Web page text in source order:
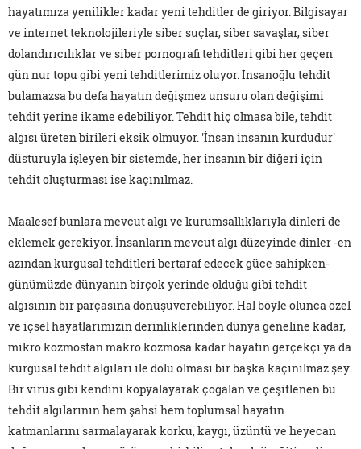
hayatımıza yenilikler kadar yeni tehditler de giriyor. Bilgisayar
ve internet teknolojileriyle siber suçlar, siber savaşlar, siber
dolandırıcılıklar ve siber pornografi tehditleri gibi her geçen
gün nur topu gibi yeni tehditlerimiz oluyor. İnsanoğlu tehdit
bulamazsa bu defa hayatın değişmez unsuru olan değişimi
tehdit yerine ikame edebiliyor. Tehdit hiç olmasa bile, tehdit
algısı üreten birileri eksik olmuyor. 'İnsan insanın kurdudur'
düsturuyla işleyen bir sistemde, her insanın bir diğeri için
tehdit oluşturması ise kaçınılmaz.
Maalesef bunlara mevcut algı ve kurumsallıklarıyla dinleri de
eklemek gerekiyor. İnsanların mevcut algı düzeyinde dinler -en
azından kurgusal tehditleri bertaraf edecek güce sahipken-
günümüzde dünyanın birçok yerinde olduğu gibi tehdit
algısının bir parçasına dönüşüverebiliyor. Hal böyle olunca özel
ve içsel hayatlarımızın derinliklerinden dünya geneline kadar,
mikro kozmostan makro kozmosa kadar hayatın gerçekçi ya da
kurgusal tehdit algıları ile dolu olması bir başka kaçınılmaz şey.
Bir virüs gibi kendini kopyalayarak çoğalan ve çeşitlenen bu
tehdit algılarının hem şahsi hem toplumsal hayatın
katmanlarını sarmalayarak korku, kaygı, üzüntü ve heyecan